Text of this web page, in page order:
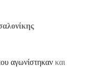
αγωνίστηκαν και